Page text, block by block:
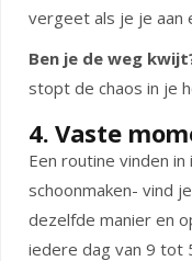
vergeet als je je aan
Ben je de weg
stopt de chaos in je
4. Vaste
Een routine vinden
schoonmaken- vind
dezelfde manier en
iedere dag van 9 tot